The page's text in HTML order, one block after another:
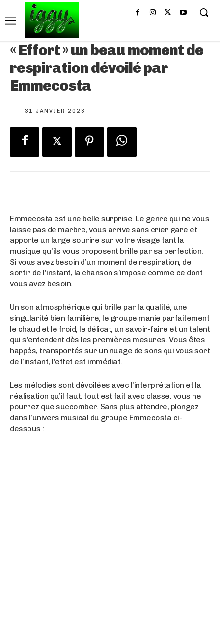
« Effort » un beau moment de
respiration dévoilé par
Emmecosta
31 JANVIER 2023
Emmecosta est une belle surprise. Le genre qui ne vous
laisse pas de marbre, vous arrive sans crier gare et
apporte un large sourire sur votre visage tant la
musique qu’ils vous proposent brille par sa perfection.
Si vous avez besoin d’un moment de respiration, de
sortir de l’instant, la chanson s’impose comme ce dont
vous avez besoin.
Un son atmosphérique qui brille par la qualité, une
singularité bien familière, le groupe manie parfaitement
le chaud et le froid, le délicat, un savoir-faire et un talent
qui s’entendent dès les premières mesures. Vous êtes
happés, transportés sur un nuage de sons qui vous sort
de l’instant, l’effet est immédiat.
Les mélodies sont dévoilées avec l’interprétation et la
réalisation qu’il faut, tout est fait avec classe, vous ne
pourrez que succomber. Sans plus attendre, plongez
dans l’univers musical du groupe Emmecosta ci-
dessous :